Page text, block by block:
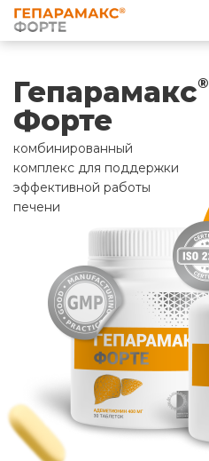
Гепарамакс®
Форте
комбинированный
комплекс для поддержки
эффективной работы
печени